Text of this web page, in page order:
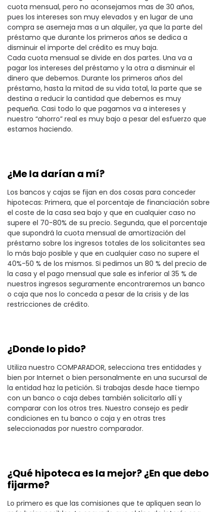
cuota mensual, pero no aconsejamos mas de 30 años,
pues los intereses son muy elevados y en lugar de una
compra se asemeja mas a un alquiler, ya que la parte del
préstamo que durante los primeros años se dedica a
disminuir el importe del crédito es muy baja.
Cada cuota mensual se divide en dos partes. Una va a
pagar los intereses del préstamo y la otra a disminuir el
dinero que debemos. Durante los primeros años del
préstamo, hasta la mitad de su vida total, la parte que se
destina a reducir la cantidad que debemos es muy
pequeña. Casi todo lo que pagamos va a intereses y
nuestro “ahorro” real es muy bajo a pesar del esfuerzo que
estamos haciendo.
¿Me la darían a mí?
Los bancos y cajas se fijan en dos cosas para conceder
hipotecas: Primera, que el porcentaje de financiación sobre
el coste de la casa sea bajo y que en cualquier caso no
supere el 70-80% de su precio. Segunda, que el porcentaje
que supondrá la cuota mensual de amortización del
préstamo sobre los ingresos totales de los solicitantes sea
lo más bajo posible y que en cualquier caso no supere el
40%-50 % de los mismos. Si pedimos un 80 % del precio de
la casa y el pago mensual que sale es inferior al 35 % de
nuestros ingresos seguramente encontraremos un banco
o caja que nos lo conceda a pesar de la crisis y de las
restricciones de crédito.
¿Donde lo pido?
Utiliza nuestro COMPARADOR, selecciona tres entidades y
bien por Internet o bien personalmente en una sucursal de
la entidad haz la petición. Si trabajas desde hace tiempo
con un banco o caja debes también solicitarlo allí y
comparar con los otros tres. Nuestro consejo es pedir
condiciones en tu banco o caja y en otras tres
seleccionadas por nuestro comparador.
¿Qué hipoteca es la mejor? ¿En que debo
fijarme?
Lo primero es que las comisiones que te apliquen sean lo